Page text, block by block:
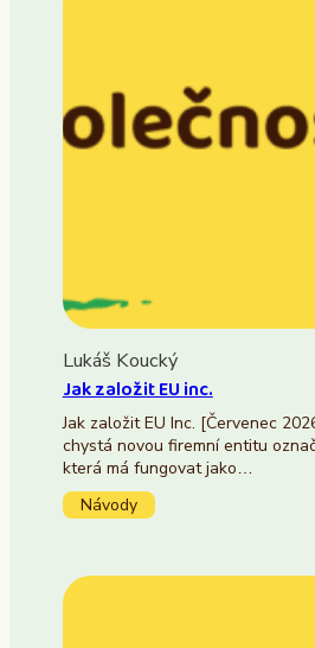
Lukáš Koucký
Jak založit EU inc.
Jak založit EU Inc. [Červenec
chystá novou firemní entitu
která má fungovat jako…
Návody